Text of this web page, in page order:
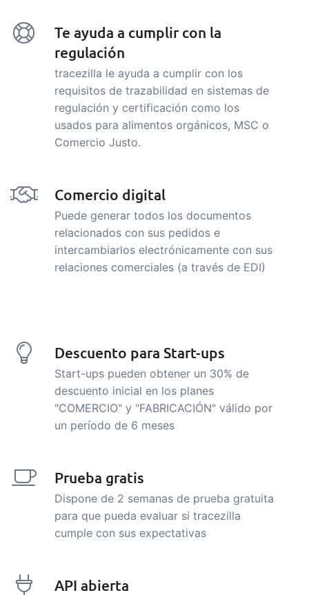
Te ayuda a cumplir con la
regulación
tracezilla le ayuda a cumplir con los
requisitos de trazabilidad en sistemas de
regulación y certificación como los
usados para alimentos orgánicos, MSC o
Comercio Justo.
Comercio digital
Puede generar todos los documentos
relacionados con sus pedidos e
intercambiarlos electrónicamente con sus
relaciones comerciales (a través de EDI)
Descuento para Start-ups
Start-ups pueden obtener un 30% de
descuento inicial en los planes
"COMERCIO" y "FABRICACIÓN" válido por
un período de 6 meses
Prueba gratis
Dispone de 2 semanas de prueba gratuita
para que pueda evaluar si tracezilla
cumple con sus expectativas
API abierta